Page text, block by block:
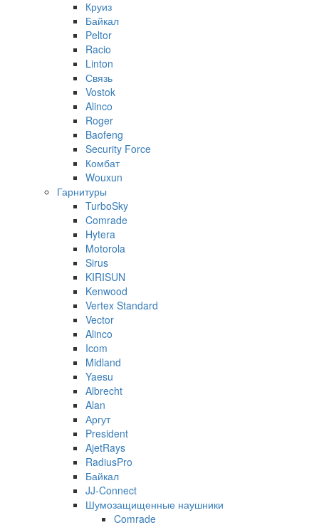
Круиз
Байкал
Peltor
Racio
Linton
Связь
Vostok
Alinco
Roger
Baofeng
Security Force
Комбат
Wouxun
Гарнитуры
TurboSky
Comrade
Hytera
Motorola
Sirus
KIRISUN
Kenwood
Vertex Standard
Vector
Alinco
Icom
Midland
Yaesu
Albrecht
Alan
Аргут
President
AjetRays
RadiusPro
Байкал
JJ-Connect
Шумозащищенные наушники
Comrade